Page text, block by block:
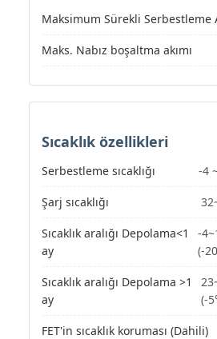
Maksimum Sürekli Serbestleme
Maks. Nabız boşaltma akımı
Sıcaklık özellikleri
Serbestleme sıcaklığı -4
Şarj sıcaklığı
Sıcaklık aralığı Depolama<1
ay
-
(-
Sıcaklık aralığı Depolama >1
ay
(-
FET'in sıcaklık koruması (Dahili)